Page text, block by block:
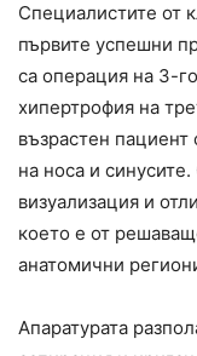
Специалистите от
първите успешни
са операция на 3-
хипертрофия на
възрастен пациент
на носа и
визуализация и
което е от
анатомични
Апаратурата